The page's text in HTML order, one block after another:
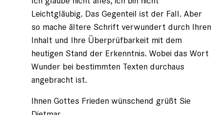
Leichtgläubig. Das Gegenteil ist der Fall. Aber
so mache ältere Schrift verwundert durch Ihren
Inhalt und Ihre Überprüfbarkeit mit dem
heutigen Stand der Erkenntnis. Wobei das Wort
Wunder bei bestimmten Texten durchaus
angebracht ist.
Ihnen Gottes Frieden wünschend grüßt Sie